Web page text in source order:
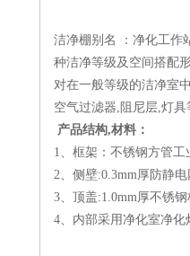
洁净棚别名 ：净化工作
种洁净等级及空间搭配
对在一般等级的洁净室
空气过滤器,阻尼层,灯
产品结构,材料：
1、框架：不锈钢方管
2、侧壁:0.3mm厚防静
3、顶盖:1.0mm厚不锈钢
4、内部采用净化室净